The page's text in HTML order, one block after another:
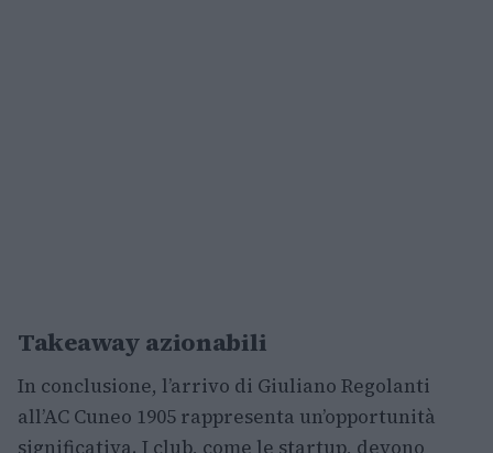
Takeaway azionabili
In conclusione, l’arrivo di Giuliano Regolanti
all’AC Cuneo 1905 rappresenta un’opportunità
significativa. I club, come le startup, devono